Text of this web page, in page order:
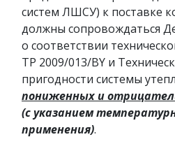
систем ЛШСУ) к поставке
должны сопровождаться
о соответствии
ТР 2009/013/BY и
пригодности системы
пониженных и
(с указанием
применения).